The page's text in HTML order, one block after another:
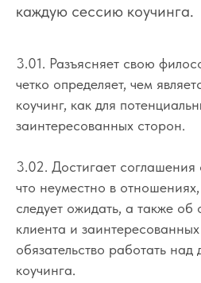
каждую сессию коучинга.
3.01. Разъясняет свою
четко определяет, чем
коучинг, как для
заинтересованных сторон.
3.02. Достигает соглашения
что неуместно в
следует ожидать, а также об
клиента и
обязательство работать
коучинга.